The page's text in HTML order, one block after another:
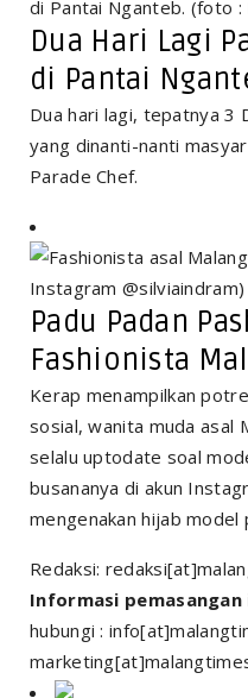
Dua Hari Lagi
di Pantai
Dua hari lagi, tepatnya 3
yang dinanti-nanti
Parade Chef.
Padu Padan
Fashionista
Kerap menampilkan
sosial, wanita muda asal
selalu uptodate soal
busananya di akun
mengenakan hijab model
Redaksi:
Informasi pemasangan
hubungi :